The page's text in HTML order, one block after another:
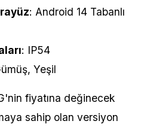
: Android 14 Tabanlı
: IP54
Yeşil
fiyatına değinecek
sahip olan versiyon